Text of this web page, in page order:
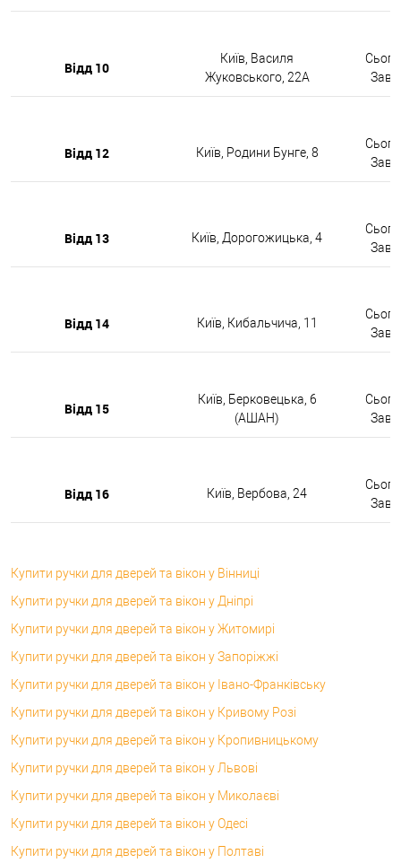
Відд 10
Київ, Василя
Жуковського, 22А
Відд 12 Київ, Родини Бунге, 8
Відд 13 Київ, Дорогожицька, 4
Відд 14 Київ, Кибальчича, 11
Відд 15
Київ, Берковецька, 6
(АШАН)
Відд 16 Київ, Вербова, 24
Купити ручки для дверей та вікон у Вінниці
Купити ручки для дверей та вікон у Дніпрі
Купити ручки для дверей та вікон у Житомирі
Купити ручки для дверей та вікон у Запоріжжі
Купити ручки для дверей та вікон у Івано-Франківську
Купити ручки для дверей та вікон у Кривому Розі
Купити ручки для дверей та вікон у Кропивницькому
Купити ручки для дверей та вікон у Львові
Купити ручки для дверей та вікон у Миколаєві
Купити ручки для дверей та вікон у Одесі
Купити ручки для дверей та вікон у Полтаві